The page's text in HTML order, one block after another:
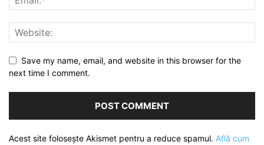
Save my name, email, and website in this browser for the
next time I comment.
Acest site folosește Akismet pentru a reduce spamul. Află cum